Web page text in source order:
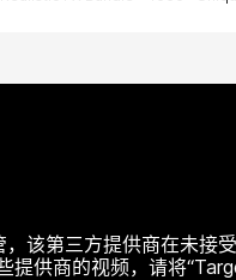
，该第三方提供商在未接
提供商的视频，请将